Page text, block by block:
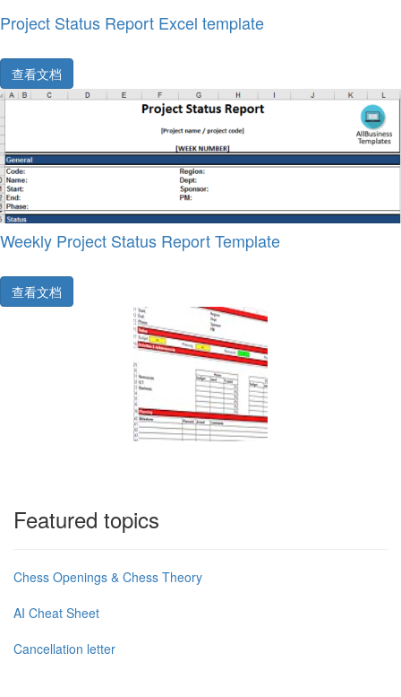
Project Status Report Excel template
查看文档
Weekly Project Status Report Template
查看文档
Featured topics
Chess Openings & Chess Theory
AI Cheat Sheet
Cancellation letter